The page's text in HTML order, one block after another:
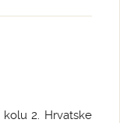
kolu 2. Hrvatske